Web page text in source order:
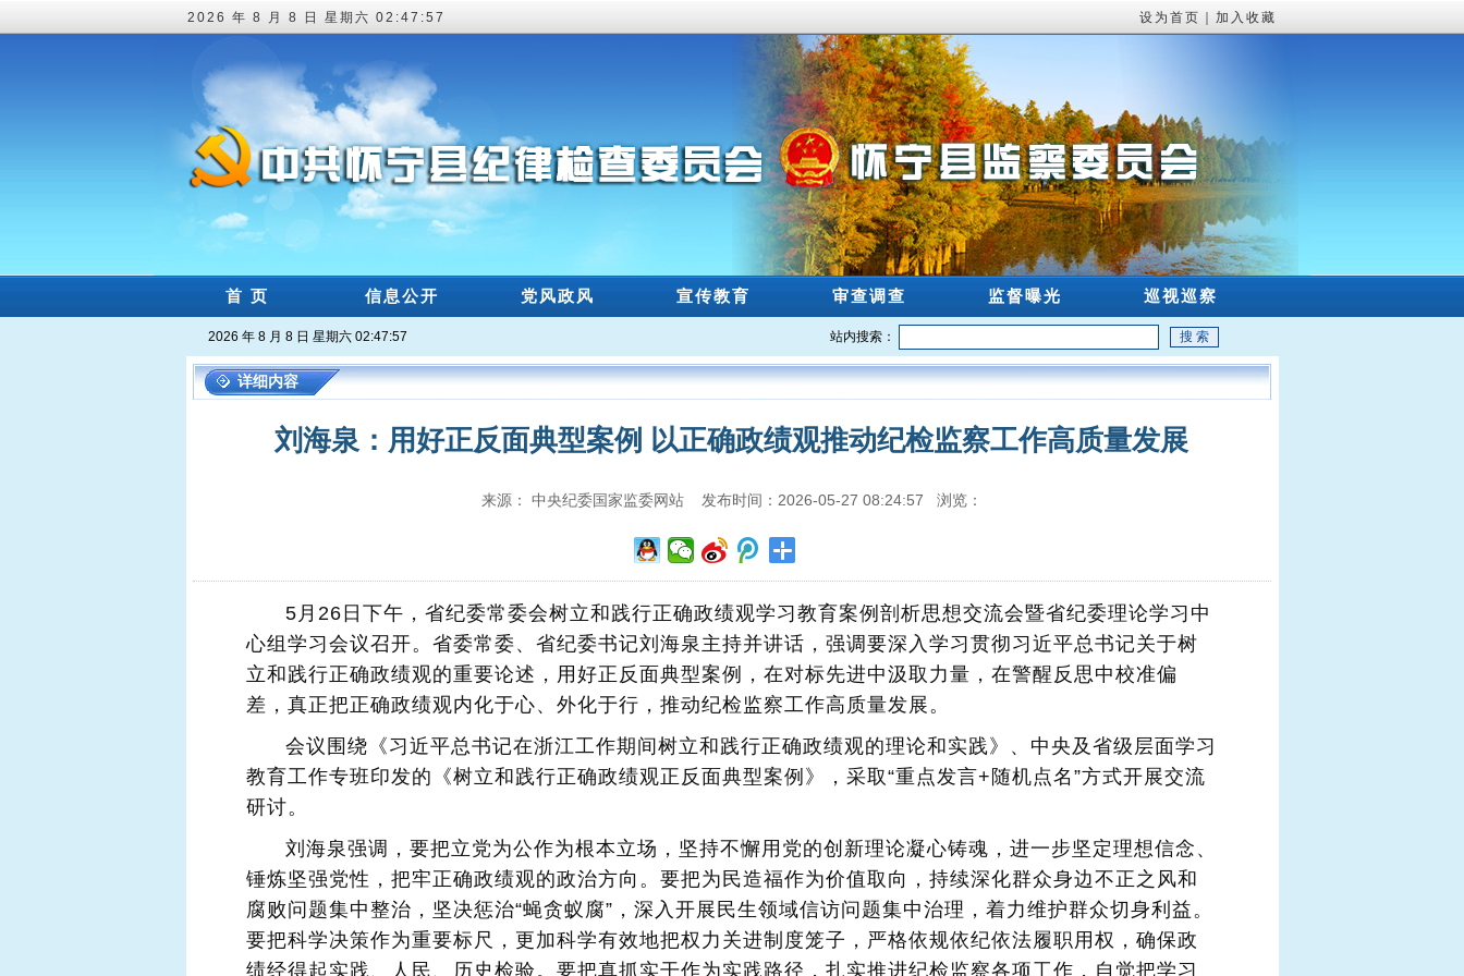
2026 年 8 月 8 日 星期六 02:47:58 设为首页 加入收藏
首 页 信息公开 党风政风 宣传教育 审查调查 监督曝光 巡视巡察
2026 年 8 月 8 日 星期六 02:47:58 站内搜索：
详细内容
刘海泉：用好正反面典型案例 以正确政绩观推动纪检监察工作高质量发展
来源： 中央纪委国家监委网站 发布时间：2026-05-27 08:24:57 浏览：
5月26日下午，省纪委常委会树立和践行正确政绩观学习教育案例剖析思想交流会暨省纪委理论学习中
心组学习会议召开。省委常委、省纪委书记刘海泉主持并讲话，强调要深入学习贯彻习近平总书记关于树
立和践行正确政绩观的重要论述，用好正反面典型案例，在对标先进中汲取力量，在警醒反思中校准偏
差，真正把正确政绩观内化于心、外化于行，推动纪检监察工作高质量发展。
会议围绕《习近平总书记在浙江工作期间树立和践行正确政绩观的理论和实践》、中央及省级层面学习
教育工作专班印发的《树立和践行正确政绩观正反面典型案例》，采取“重点发言+随机点名”方式开展交流
研讨。
刘海泉强调，要把立党为公作为根本立场，坚持不懈用党的创新理论凝心铸魂，进一步坚定理想信念、
锤炼坚强党性，把牢正确政绩观的政治方向。要把为民造福作为价值取向，持续深化群众身边不正之风和
腐败问题集中整治，坚决惩治“蝇贪蚁腐”，深入开展民生领域信访问题集中治理，着力维护群众切身利益。
要把科学决策作为重要标尺，更加科学有效地把权力关进制度笼子，严格依规依纪依法履职用权，确保政
绩经得起实践、人民、历史检验。要把真抓实干作为实践路径，扎实推进纪检监察各项工作，自觉把学习